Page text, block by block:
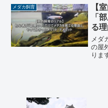
の
果
メダカ飼育
【
「
る
メダ
の屋
りま